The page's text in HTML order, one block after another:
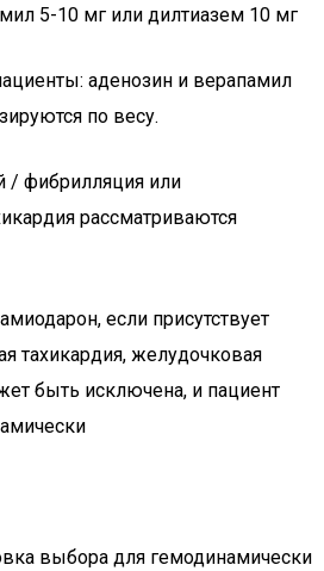
5-10 мг или дилтиазем 10 мг
аденозин и верапамил
по весу.
/ фибрилляция или
рассматриваются
если присутствует
тахикардия, желудочковая
быть исключена, и пациент
выбора для гемодинамически